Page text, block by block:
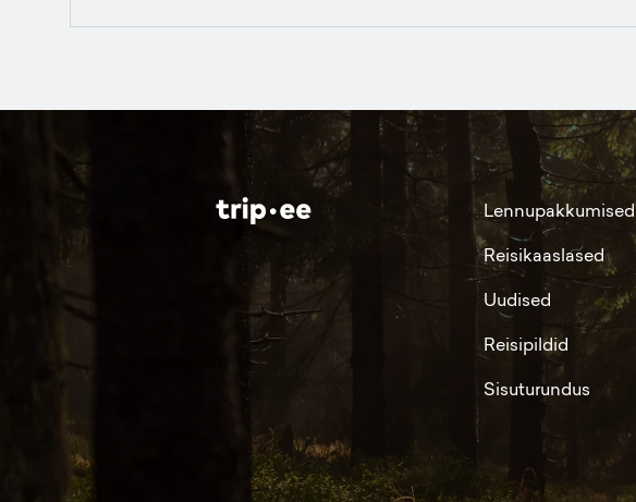
Lennupakkumised
Reisikaaslased
Uudised
Reisipildid
Sisuturundus